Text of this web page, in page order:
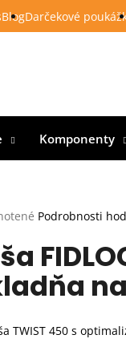
BlogDarčekové
Komponenty
Podrobnosti
TWIST 450 s